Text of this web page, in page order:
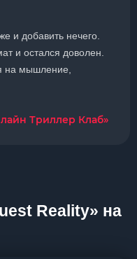
и добавить нечего.
и остался доволен.
на мышление,
Триллер Клаб»
Reality» на